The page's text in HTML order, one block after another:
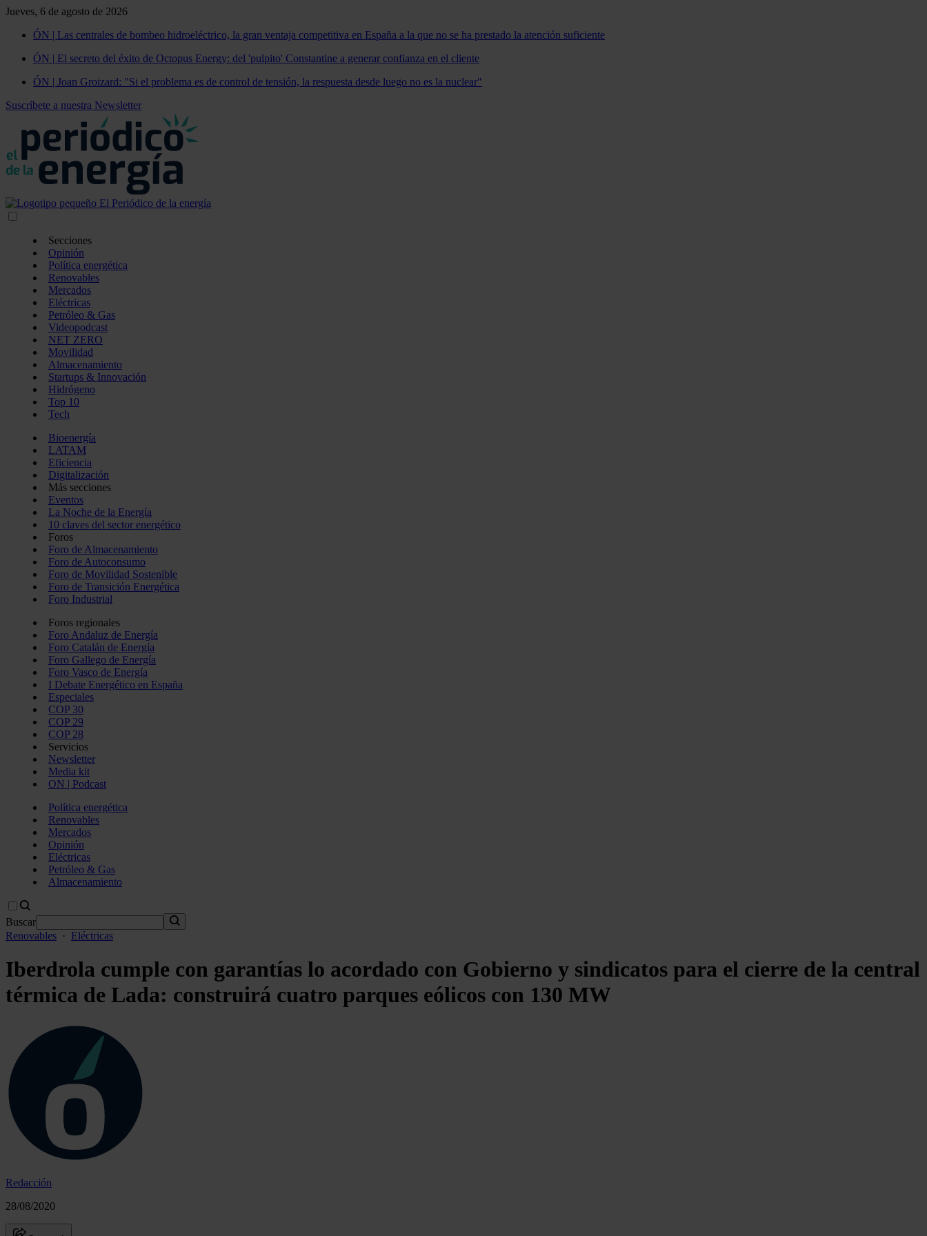
Jueves, 6 de agosto de 2026
ÓN | Las centrales de bombeo hidroeléctrico, la gran ventaja competitiva en España a la que no se ha prestado la atención suficiente
ÓN | El secreto del éxito de Octopus Energy: del 'pulpito' Constantine a generar confianza en el cliente
ÓN | Joan Groizard: "Si el problema es de control de tensión, la respuesta desde luego no es la nuclear"
Suscríbete a nuestra Newsletter
Secciones
Opinión
Política energética
Renovables
Mercados
Eléctricas
Petróleo & Gas
Videopodcast
NET ZERO
Movilidad
Almacenamiento
Startups & Innovación
Hidrógeno
Top 10
Tech
Bioenergía
LATAM
Eficiencia
Digitalización
Más secciones
Eventos
La Noche de la Energía
10 claves del sector energético
Foros
Foro de Almacenamiento
Foro de Autoconsumo
Foro de Movilidad Sostenible
Foro de Transición Energética
Foro Industrial
Foros regionales
Foro Andaluz de Energía
Foro Catalán de Energía
Foro Gallego de Energía
Foro Vasco de Energía
I Debate Energético en España
Especiales
COP 30
COP 29
COP 28
Servicios
Newsletter
Media kit
ON | Podcast
Política energética
Renovables
Mercados
Opinión
Eléctricas
Petróleo & Gas
Almacenamiento
Buscar
Renovables · Eléctricas
Iberdrola cumple con garantías lo acordado con Gobierno y sindicatos para el cierre de la central
térmica de Lada: construirá cuatro parques eólicos con 130 MW
Redacción
28/08/2020